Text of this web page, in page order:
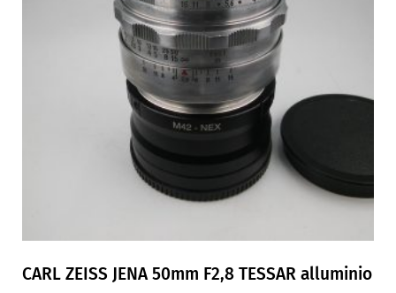
CARL ZEISS JENA 50mm F2,8 TESSAR alluminio